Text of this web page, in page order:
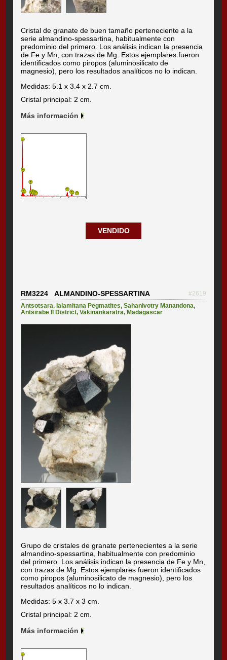
Cristal de granate de buen tamaño perteneciente a la
serie almandino-spessartina, habitualmente con
predominio del primero. Los análisis indican la presencia
de Fe y Mn, con trazas de Mg. Estos ejemplares fueron
identificados como piropos (aluminosilicato de
magnesio), pero los resultados analíticos no lo indican.
Medidas: 5.1 x 3.4 x 2.7 cm.
Cristal principal: 2 cm.
Más información
VENDIDO
RM3224 ALMANDINO-SPESSARTINA
#2619
Antsotsara, Ialamitana Pegmatites,Sahanivotry Manandona,
Antsirabe II District,Vakinankaratra, Madagascar
Grupo de cristales de granate pertenecientes a la serie
almandino-spessartina, habitualmente con predominio
del primero. Los análisis indican la presencia de Fe y Mn,
con trazas de Mg. Estos ejemplares fueron identificados
como piropos (aluminosilicato de magnesio), pero los
resultados analíticos no lo indican.
Medidas: 5 x 3.7 x 3 cm.
Cristal principal: 2 cm.
Más información